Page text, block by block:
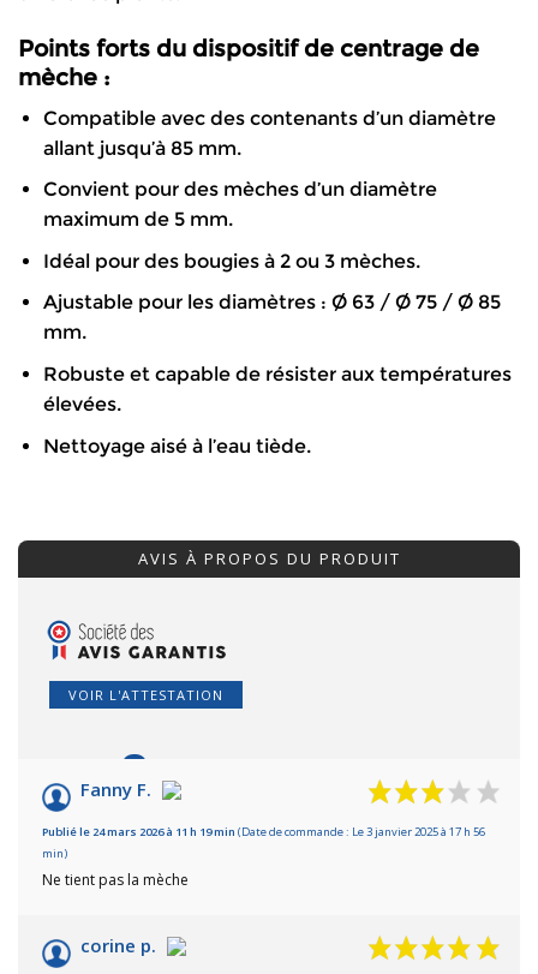
Points forts du dispositif de centrage de
mèche :
Compatible avec des contenants d’un diamètre
allant jusqu’à 85 mm.
Convient pour des mèches d’un diamètre
maximum de 5 mm.
Idéal pour des bougies à 2 ou 3 mèches.
Ajustable pour les diamètres : Ø 63 / Ø 75 / Ø 85
mm.
Robuste et capable de résister aux températures
élevées.
Nettoyage aisé à l’eau tiède.
AVIS À PROPOS DU PRODUIT
VOIR L'ATTESTATION
8/10
Basé sur 2 avis
Fanny F.
Publié le 24 mars 2026 à 11 h 19 min (Date de commande : Le 3 janvier 2025 à 17 h 56
min)
Ne tient pas la mèche
corine p.